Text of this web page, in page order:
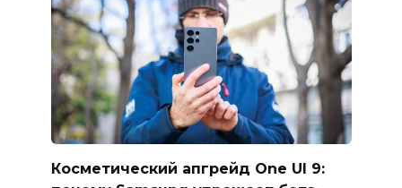
Косметический апгрейд One UI 9: